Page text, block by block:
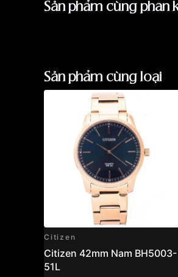
Sản phẩm cùng phân
Sản phẩm cùng loại
Citizen
Citizen 42mm Nam BH5003-
51L